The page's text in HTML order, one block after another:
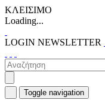
ΚΛΕΙΣΙΜΟ
Loading...
LOGIN NEWSLETTER
Toggle navigation